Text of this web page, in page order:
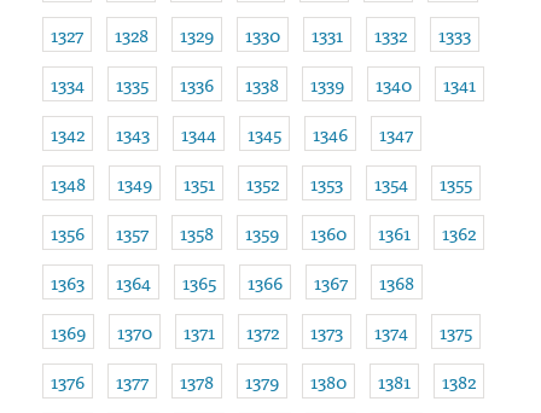
1327
1328 1329 1330 1331 1332
1333
1334
1335 1336 1338 1339 1340
1341
1342
1343 1344 1345 1346
1347
1348
1349 1351 1352 1353 1354
1355
1356
1357 1358 1359 1360 1361
1362
1363
1364 1365 1366 1367
1368
1369
1370 1371 1372 1373 1374
1375
1376
1377 1378 1379 1380 1381
1382